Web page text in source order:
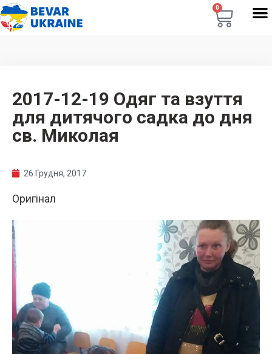
0
2017-12-19 Одяг та взуття
для дитячого садка до дня
св. Миколая
26 Грудня, 2017
Оригінал